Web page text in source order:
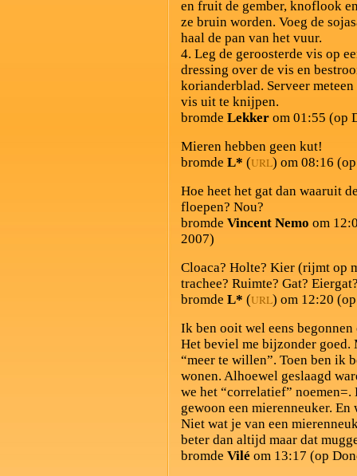
en fruit de gember, knoflook
ze bruin worden. Voeg de
haal de pan van het vuur.
4. Leg de geroosterde vis op
dressing over de vis en
korianderblad. Serveer
vis uit te knijpen.
bromde Lekker om 01:55 (op
Mieren hebben geen kut!
bromde L* (URL) om 08:16
Hoe heet het gat dan waaruit
floepen? Nou?
bromde Vincent Nemo om
2007)
Cloaca? Holte? Kier (rijmt op
trachee? Ruimte? Gat?
bromde L* (URL) om 12:20
Ik ben ooit wel eens
Het beviel me bijzonder
“meer te willen”. Toen ben ik
wonen. Alhoewel geslaagd
we het “correlatief”
gewoon een mierenneuker.
Niet wat je van een
beter dan altijd maar dat
bromde Vilé om 13:17 (op